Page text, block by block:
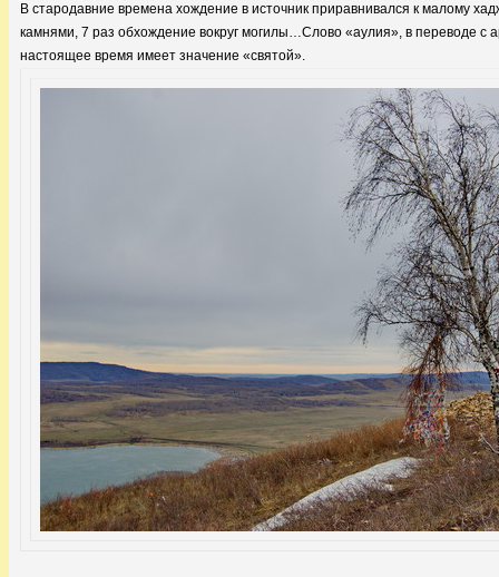
В стародавние времена хождение в источник приравнивался к малому
камнями, 7 раз обхождение вокруг могилы…Слово «аулия», в переводе с
настоящее время имеет значение «святой».